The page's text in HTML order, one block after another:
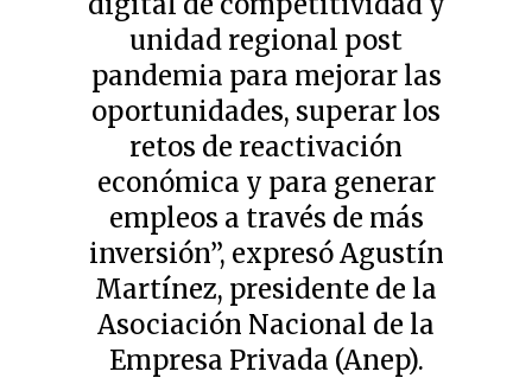
unidad regional post
pandemia para mejorar las
oportunidades, superar los
retos de reactivación
económica y para generar
empleos a través de más
inversión”, expresó Agustín
Martínez, presidente de la
Asociación Nacional de la
Empresa Privada (Anep).